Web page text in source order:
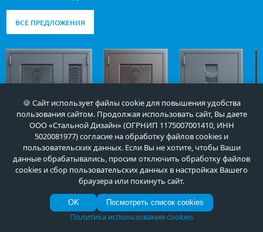
ВСЕ ПРЕДЛОЖЕНИЯ
55 000 руб. 35 000руб. 35 000
🍪 Сайт использует файлы cookie для повышения удобства
пользования сайтом. Продолжая использовать сайт, Вы даете
ООО «Стальной Дизайн» (ОГРНИП 1175007001410, ИНН
5020081977) согласие на обработку файлов cookies и
пользовательских данных. Если Вы не хотите, чтобы Ваши
данные обрабатывались, просим отключить обработку файлов
cookies и сбор пользовательских данных в настройках Вашего
браузера или покинуть сайт.
OK Посмотреть список cookies
Политика использования cookies